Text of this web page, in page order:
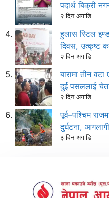
पदार्थ बिक्री
२ दिन अगाडि
हुलास स्टिल
दिवस, उत्कृष्ट
२ दिन अगाडि
बारामा तीन
दुई पसललाई
२ दिन अगाडि
पूर्व–पश्चिम
दुर्घटना,
३ दिन अगाडि